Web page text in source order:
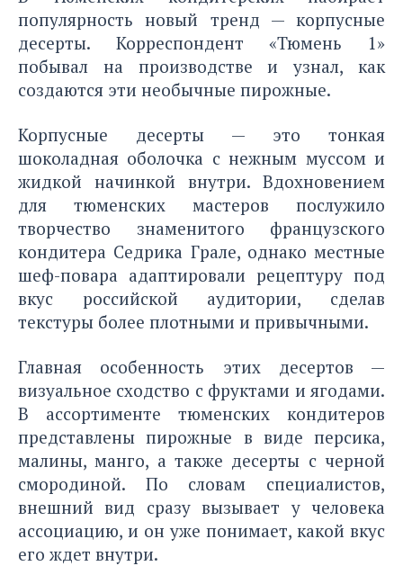
популярность новый тренд — корпусные
десерты. Корреспондент «Тюмень 1»
побывал на производстве и узнал, как
создаются эти необычные пирожные.
Корпусные десерты — это тонкая
шоколадная оболочка с нежным муссом и
жидкой начинкой внутри. Вдохновением
для тюменских мастеров послужило
творчество знаменитого французского
кондитера Седрика Грале, однако местные
шеф-повара адаптировали рецептуру под
вкус российской аудитории, сделав
текстуры более плотными и привычными.
Главная особенность этих десертов —
визуальное сходство с фруктами и ягодами.
В ассортименте тюменских кондитеров
представлены пирожные в виде персика,
малины, манго, а также десерты с черной
смородиной. По словам специалистов,
внешний вид сразу вызывает у человека
ассоциацию, и он уже понимает, какой вкус
его ждет внутри.